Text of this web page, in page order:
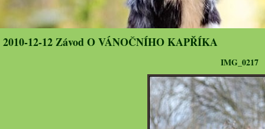
2010-12-12 Závod O VÁNOČNÍHO KAPŘÍKA
IMG_0217